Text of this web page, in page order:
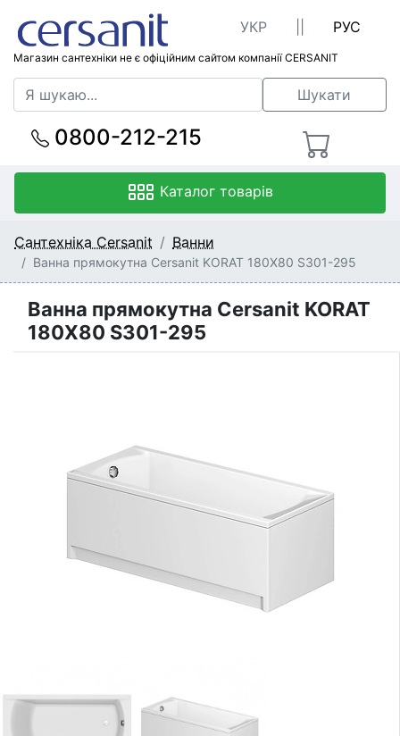
Магазин сантехніки не є офіційним сайтом компанії CERSANIT
УКР РУС
Шукати
0800-212-215
Каталог товарів
Сантехніка Cersanit Ванни
Ванна прямокутна Cersanit KORAT 180X80 S301-295
Ванна прямокутна Cersanit KORAT
180X80 S301-295